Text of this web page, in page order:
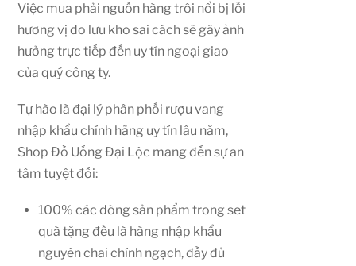
Việc mua phải nguồn hàng trôi nổi bị lỗi
hương vị do lưu kho sai cách sẽ gây ảnh
hưởng trực tiếp đến uy tín ngoại giao
của quý công ty.
Tự hào là đại lý phân phối rượu vang
nhập khẩu chính hãng uy tín lâu năm,
Shop Đồ Uống Đại Lộc mang đến sự an
tâm tuyệt đối:
100% các dòng sản phẩm trong set
quà tặng đều là hàng nhập khẩu
nguyên chai chính ngạch, đầy đủ